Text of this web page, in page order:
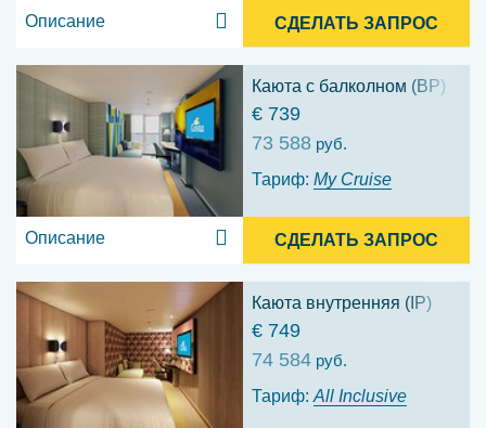
Описание СДЕЛАТЬ ЗАПРОС
Каюта с балколном (BP)
€ 739
73 588 руб.
Тариф: My Cruise
Описание СДЕЛАТЬ ЗАПРОС
Каюта внутренняя (IP)
€ 749
74 584 руб.
Тариф: All Inclusive